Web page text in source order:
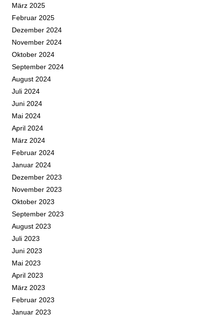
März 2025
Februar 2025
Dezember 2024
November 2024
Oktober 2024
September 2024
August 2024
Juli 2024
Juni 2024
Mai 2024
April 2024
März 2024
Februar 2024
Januar 2024
Dezember 2023
November 2023
Oktober 2023
September 2023
August 2023
Juli 2023
Juni 2023
Mai 2023
April 2023
März 2023
Februar 2023
Januar 2023